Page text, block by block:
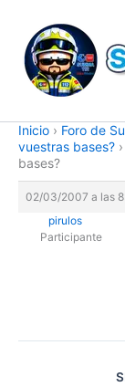
contenido
Inicio › Foro de
vuestras bases? ›
bases?
02/03/2007 a las
pirulos
Participante